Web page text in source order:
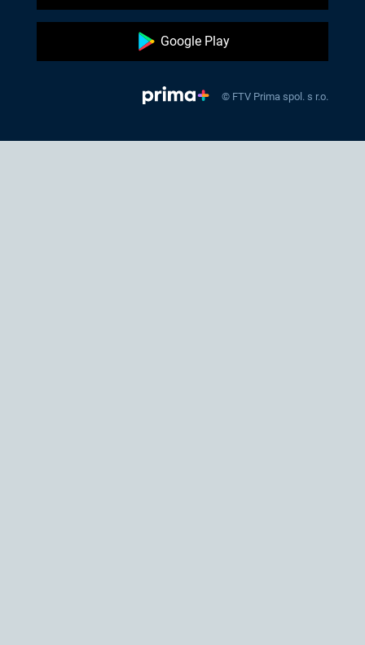
Google Play
© FTV Prima spol. s r.o.